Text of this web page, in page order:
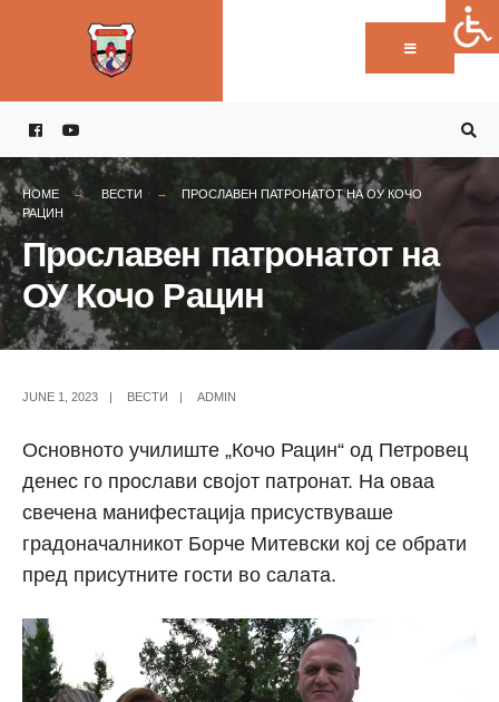
HOME ВЕСТИ
ПРОСЛАВЕН ПАТРОНАТОТ НА ОУ КОЧО
РАЦИН
Прославен патронатот на
ОУ Кочо Рацин
JUNE 1, 2023 ВЕСТИ ADMIN
Основното училиште „Кочо Рацин“ од Петровец
денес го прослави својот патронат. На оваа
свечена манифестација присуствуваше
градоначалникот Борче Митевски кој се обрати
пред присутните гости во салата.